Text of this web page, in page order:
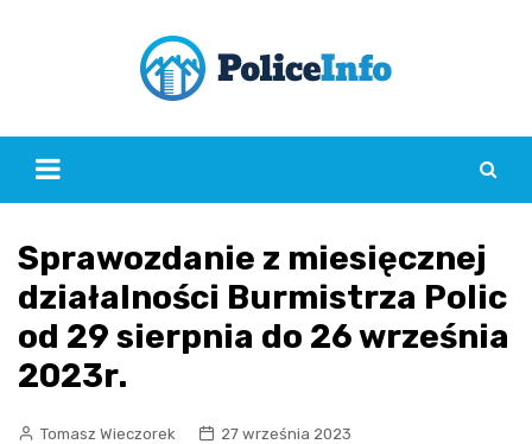
Sprawozdanie z miesięcznej
działalności Burmistrza Polic
od 29 sierpnia do 26 września
2023r.
Tomasz Wieczorek
27 września 2023